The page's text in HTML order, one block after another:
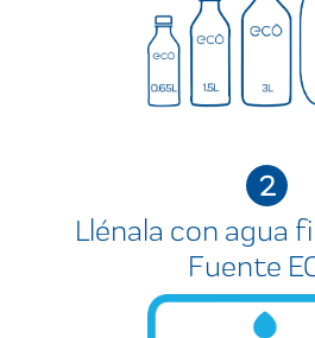
2
Llénala con agua
Fuente